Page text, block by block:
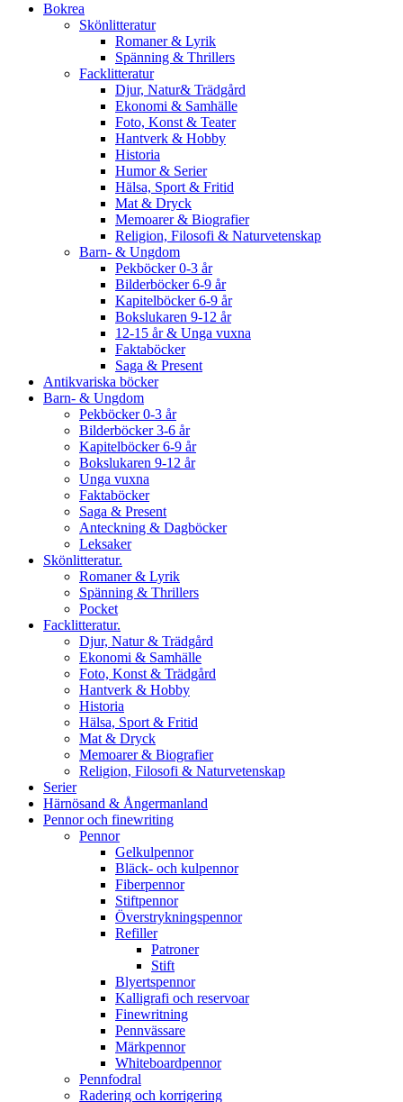
Bokrea
Skönlitteratur
Romaner & Lyrik
Spänning & Thrillers
Facklitteratur
Djur, Natur& Trädgård
Ekonomi & Samhälle
Foto, Konst & Teater
Hantverk & Hobby
Historia
Humor & Serier
Hälsa, Sport & Fritid
Mat & Dryck
Memoarer & Biografier
Religion, Filosofi & Naturvetenskap
Barn- & Ungdom
Pekböcker 0-3 år
Bilderböcker 6-9 år
Kapitelböcker 6-9 år
Bokslukaren 9-12 år
12-15 år & Unga vuxna
Faktaböcker
Saga & Present
Antikvariska böcker
Barn- & Ungdom
Pekböcker 0-3 år
Bilderböcker 3-6 år
Kapitelböcker 6-9 år
Bokslukaren 9-12 år
Unga vuxna
Faktaböcker
Saga & Present
Anteckning & Dagböcker
Leksaker
Skönlitteratur.
Romaner & Lyrik
Spänning & Thrillers
Pocket
Facklitteratur.
Djur, Natur & Trädgård
Ekonomi & Samhälle
Foto, Konst & Trädgård
Hantverk & Hobby
Historia
Hälsa, Sport & Fritid
Mat & Dryck
Memoarer & Biografier
Religion, Filosofi & Naturvetenskap
Serier
Härnösand & Ångermanland
Pennor och finewriting
Pennor
Gelkulpennor
Bläck- och kulpennor
Fiberpennor
Stiftpennor
Överstrykningspennor
Refiller
Patroner
Stift
Blyertspennor
Kalligrafi och reservoar
Finewritning
Pennvässare
Märkpennor
Whiteboardpennor
Pennfodral
Radering och korrigering